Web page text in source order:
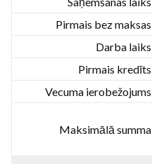
Pirmais bez maksas
Darba laiks
Pirmais kredīts
Vecuma ierobežojums
Maksimālā summa